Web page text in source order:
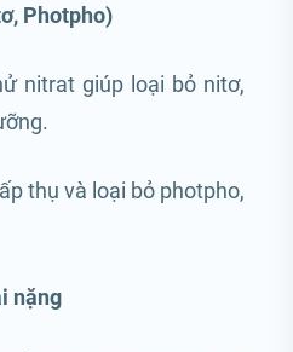
Photpho)
nitrat giúp loại bỏ nitơ,
thụ và loại bỏ photpho,
nặng